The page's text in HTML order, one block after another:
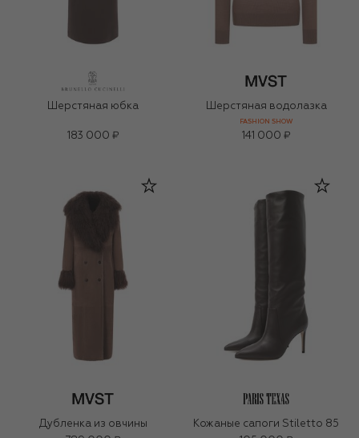
Шерстяная юбка
183 000 ₽
Шерстяная водолазка
FASHION SHOW
141 000 ₽
Дубленка из овчины
Кожаные сапоги Stiletto 85